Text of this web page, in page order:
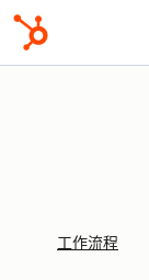
工作流程